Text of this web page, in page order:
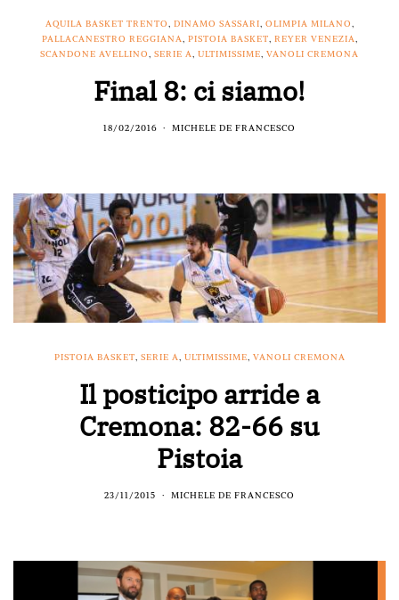
AQUILA BASKET TRENTO, DINAMO SASSARI, OLIMPIA MILANO,
PALLACANESTRO REGGIANA, PISTOIA BASKET, REYER VENEZIA,
SCANDONE AVELLINO, SERIE A, ULTIMISSIME, VANOLI CREMONA
Final 8: ci siamo!
18/02/2016 MICHELE DE FRANCESCO
PISTOIA BASKET, SERIE A, ULTIMISSIME, VANOLI CREMONA
Il posticipo arride a
Cremona: 82-66 su
Pistoia
23/11/2015 MICHELE DE FRANCESCO